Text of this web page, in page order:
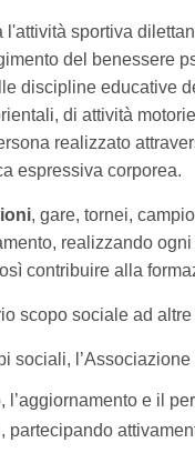
l'attività sportiva
del benessere
discipline educative
di attività
realizzato
espressiva corporea.
, gare, tornei,
realizzando
contribuire alla
scopo sociale ad
l’Associazione
l’aggiornamento e il